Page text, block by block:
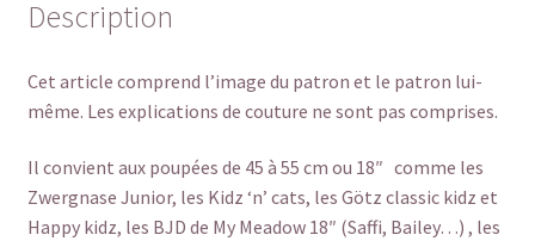
Description
Cet article comprend l’image du patron et le patron lui-
même. Les explications de couture ne sont pas comprises.
Il convient aux poupées de 45 à 55 cm ou 18″ comme les
Zwergnase Junior, les Kidz ‘n’ cats, les Götz classic kidz et
Happy kidz, les BJD de My Meadow 18″ (Saffi, Bailey…) , les